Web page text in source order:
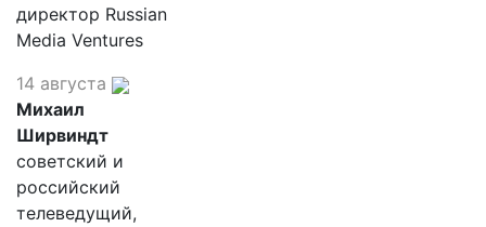
директор Russian
Media Ventures
14 августа
Михаил
Ширвиндт
советский и
российский
телеведущий,